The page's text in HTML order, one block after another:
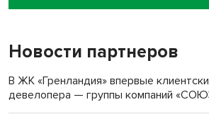
пенсионерки на вокзале
Новости партнеров
В ЖК «Гренландия» впервые
девелопера — группы компаний